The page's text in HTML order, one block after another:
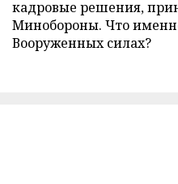
кадровые решения,
Минобороны. Что
Вооруженных силах?